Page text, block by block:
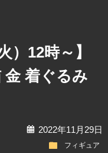
）12時～】
金 着ぐるみ
calendar2022年11月29日
folder フィギュア